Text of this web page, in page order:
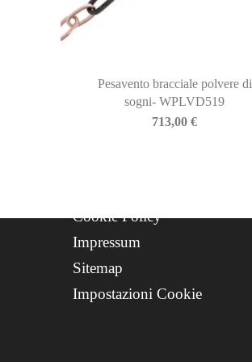
Pesavento bracciale polvere di
sogni- WPLVD519
713,00€
Newsletter
Storia
Progetto FSE 2025
WhatsApp Support
Cookie Policy
Impressum
Sitemap
Impostazioni Cookie